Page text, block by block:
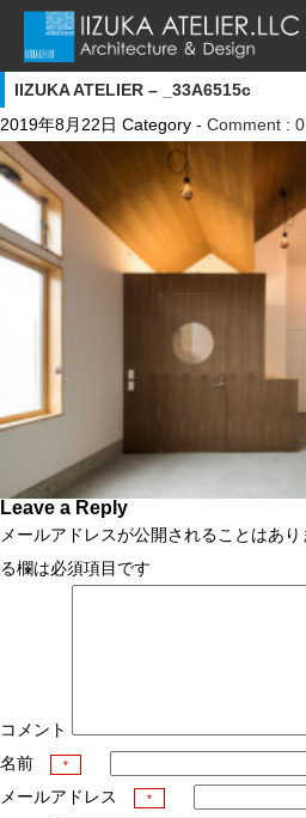
IIZUKA ATELIER – _33A6515c
2019年8月22日 Category - Comment : 0
Leave a Reply
メールアドレスが公開されることはあり
る欄は必須項目です
コメント
名前
*
メールアドレス *